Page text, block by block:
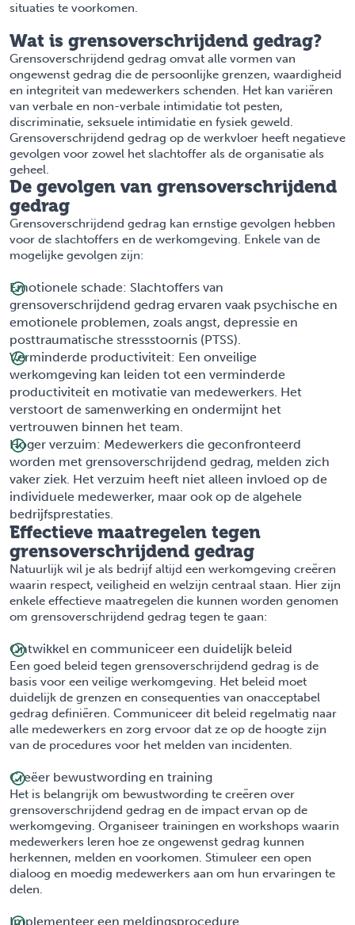
situaties te voorkomen.
Wat is grensoverschrijdend gedrag?
Grensoverschrijdend gedrag omvat alle vormen van
ongewenst gedrag die de persoonlijke grenzen, waardigheid
en integriteit van medewerkers schenden. Het kan variëren
van verbale en non-verbale intimidatie tot pesten,
discriminatie, seksuele intimidatie en fysiek geweld.
Grensoverschrijdend gedrag op de werkvloer heeft negatieve
gevolgen voor zowel het slachtoffer als de organisatie als
geheel.
De gevolgen van grensoverschrijdend
gedrag
Grensoverschrijdend gedrag kan ernstige gevolgen hebben
voor de slachtoffers en de werkomgeving. Enkele van de
mogelijke gevolgen zijn:
Emotionele schade: Slachtoffers van
grensoverschrijdend gedrag ervaren vaak psychische en
emotionele problemen, zoals angst, depressie en
posttraumatische stressstoornis (PTSS).
Verminderde productiviteit: Een onveilige
werkomgeving kan leiden tot een verminderde
productiviteit en motivatie van medewerkers. Het
verstoort de samenwerking en ondermijnt het
vertrouwen binnen het team.
Hoger verzuim: Medewerkers die geconfronteerd
worden met grensoverschrijdend gedrag, melden zich
vaker ziek. Het verzuim heeft niet alleen invloed op de
individuele medewerker, maar ook op de algehele
bedrijfsprestaties.
Effectieve maatregelen tegen
grensoverschrijdend gedrag
Natuurlijk wil je als bedrijf altijd een werkomgeving creëren
waarin respect, veiligheid en welzijn centraal staan. Hier zijn
enkele effectieve maatregelen die kunnen worden genomen
om grensoverschrijdend gedrag tegen te gaan:
Ontwikkel en communiceer een duidelijk beleid
Een goed beleid tegen grensoverschrijdend gedrag is de
basis voor een veilige werkomgeving. Het beleid moet
duidelijk de grenzen en consequenties van onacceptabel
gedrag definiëren. Communiceer dit beleid regelmatig naar
alle medewerkers en zorg ervoor dat ze op de hoogte zijn
van de procedures voor het melden van incidenten.
Creëer bewustwording en training
Het is belangrijk om bewustwording te creëren over
grensoverschrijdend gedrag en de impact ervan op de
werkomgeving. Organiseer trainingen en workshops waarin
medewerkers leren hoe ze ongewenst gedrag kunnen
herkennen, melden en voorkomen. Stimuleer een open
dialoog en moedig medewerkers aan om hun ervaringen te
delen.
Implementeer een meldingsprocedure